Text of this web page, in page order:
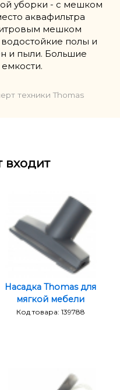
уборки - с мешком
аквафильтра
мешком
полы и
и пыли. Большие
техники Thomas
входит
Насадка Thomas для
мягкой мебели
Код товара: 139788